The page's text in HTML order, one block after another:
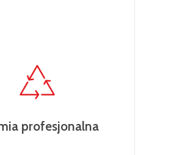
profesjonalna